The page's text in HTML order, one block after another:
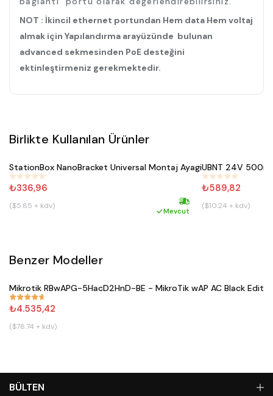
NOT : İkincil ethernet portundan Hem data Hem voltaj
almak için Yapılandırma arayüzünde bulunan
advanced sekmesinden PoE desteğini
ektinleştirmeniz gerekmektedir.
Birlikte Kullanılan Ürünler
#482
Satın Al
StationBox NanoBracket Universal Montaj Ayagi
₺336,96
($5.85 + kdv) Hızlı kargo
Mevcut
#457
UBNT 24V
₺589,82
($10.24 + kdv)
Benzer Modeller
#671
Mikrotik RBwAPG-5HacD2HnD-BE - MikroTik wAP AC Black
₺4.535,42
($78.74 + kdv)
BÜLTEN